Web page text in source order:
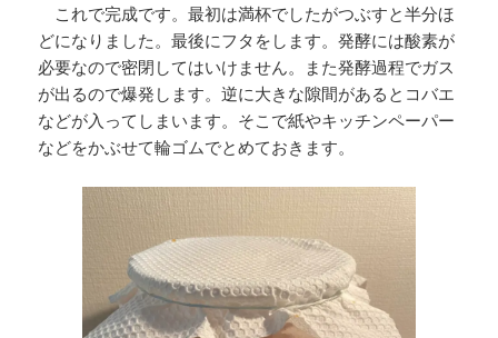
これで完成です。最初は満杯でしたがつぶすと半分ほ
どになりました。最後にフタをします。発酵には酸素が
必要なので密閉してはいけません。また発酵過程でガス
が出るので爆発します。逆に大きな隙間があるとコバエ
などが入ってしまいます。そこで紙やキッチンペーパー
などをかぶせて輪ゴムでとめておきます。